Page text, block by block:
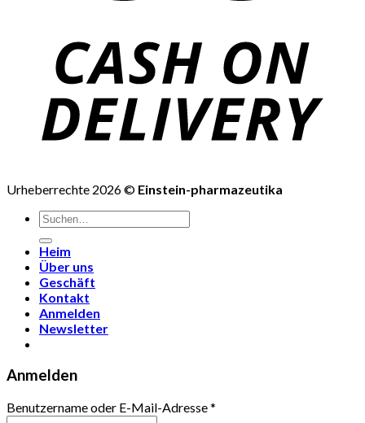
Urheberrechte 2026 © Einstein-pharmazeutika
Suchen
nach:
Heim
Über uns
Geschäft
Kontakt
Anmelden
Newsletter
Anmelden
Benutzername oder E-Mail-Adresse*